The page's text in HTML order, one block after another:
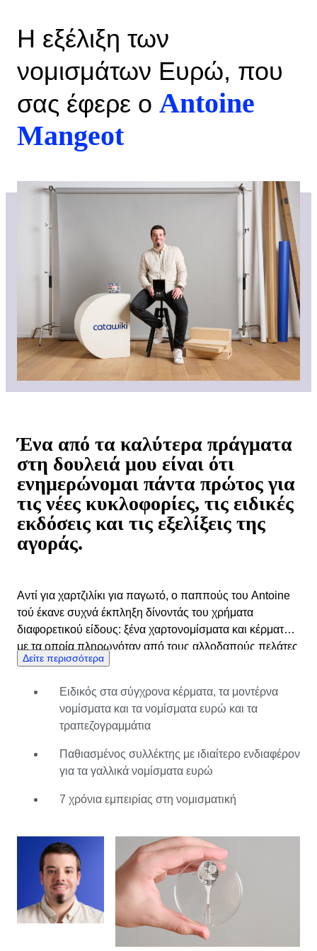
Η εξέλιξη των
νομισμάτων Ευρώ, που
σας έφερε ο Antoine
Mangeot
Ένα από τα καλύτερα πράγματα
στη δουλειά μου είναι ότι
ενημερώνομαι πάντα πρώτος για
τις νέες κυκλοφορίες, τις ειδικές
εκδόσεις και τις εξελίξεις της
αγοράς.
Αντί για χαρτζιλίκι για παγωτό, ο παππούς του Antoine
τού έκανε συχνά έκπληξη δίνοντάς του χρήματα
διαφορετικού είδους: ξένα χαρτονομίσματα και κέρματα,
με τα οποία πληρωνόταν από τους αλλοδαπούς πελάτες
του, όντας οδηγός ταξί. Γοητευμένος από τις ιστορίες
νομισμάτων σε ηλικία επτά ετών. Καθώς ο θησαυρός
του μεγάλωνε, το ίδιο συνέβαινε και με τις γνώσεις του,
ώσπου έγινε ειδήμων στα νομίσματα Ευρώ. Γεννημένος
και μεγαλωμένος στη Γαλλία, ο Antoine άρχισε να
ασχολείται όλο και περισσότερο με τα νομίσματα και
από τη La Monnaie de Paris. Εφόσον το χρήμα δεν
ανταλλάσσει γνώσεις με άλλους ειδικούς, η μάθηση
πάνω στη δουλειά είναι μία από τις μεγαλύτερες
απολαύσεις του Antoine. Μετά από μια δεκαετία
αγοραπωλησιών στη Catawiki, ο Antoine εντάχθηκε στη
ομάδα της νομισματικής. Εξακολουθεί να είναι
παθιασμένος συλλέκτης, διαθέτει μια φυσική κατανόηση
Δείτε περισσότερα
Ειδικός στα σύγχρονα κέρματα, τα μοντέρνα
νομίσματα και τα νομίσματα ευρώ και τα
τραπεζογραμμάτια
Παθιασμένος συλλέκτης με ιδιαίτερο ενδιαφέρον
για τα γαλλικά νομίσματα ευρώ
7 χρόνια εμπειρίας στη νομισματική